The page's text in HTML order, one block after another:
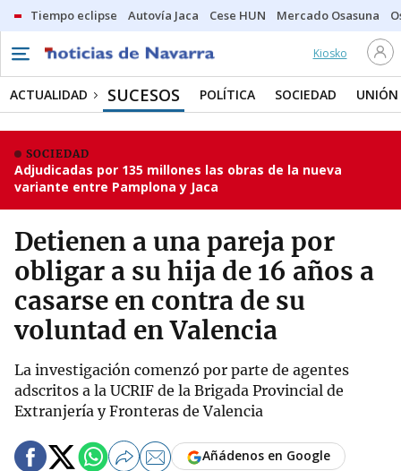
Tiempo eclipse Autovía Jaca Cese HUN Mercado Osasuna
Kiosko
ACTUALIDAD SUCESOS POLÍTICA SOCIEDAD UNIÓN
SOCIEDAD
Adjudicadas por 135 millones las obras de la nueva
variante entre Pamplona y Jaca
Detienen a una pareja por
obligar a su hija de 16 años a
casarse en contra de su
voluntad en Valencia
La investigación comenzó por parte de agentes
adscritos a la UCRIF de la Brigada Provincial de
Extranjería y Fronteras de Valencia
Añádenos en Google